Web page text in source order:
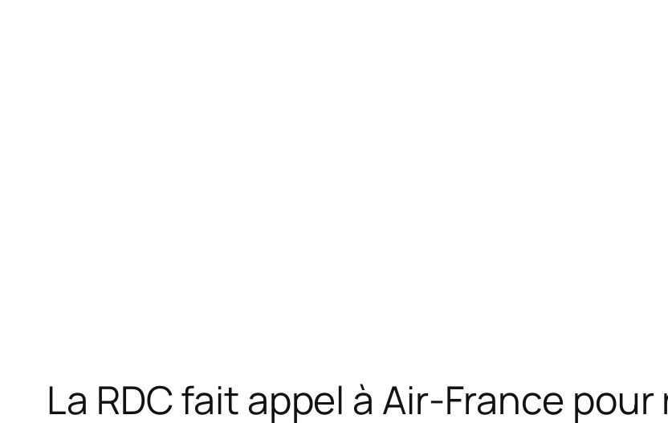
La RDC fait appel à Air-France